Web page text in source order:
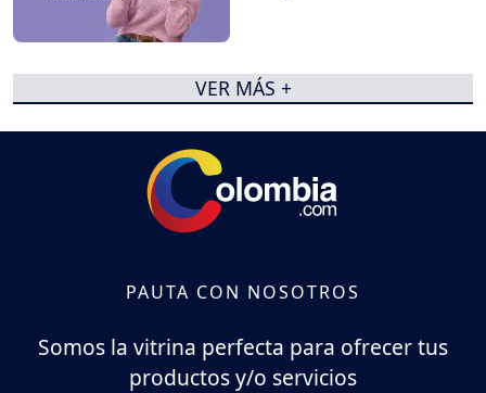
VER MÁS +
PAUTA CON NOSOTROS
Somos la vitrina perfecta para ofrecer tus
productos y/o servicios